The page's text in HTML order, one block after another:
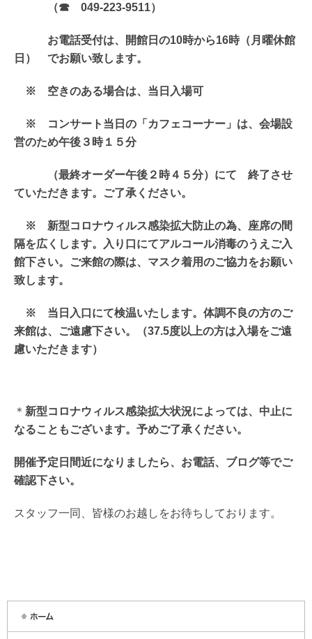
（☎ 049-223-9511）
お電話受付は、開館日の10時から16時（月曜休館
日） でお願い致します。
※ 空きのある場合は、当日入場可
※ コンサート当日の「カフェコーナー」は、会場設
営のため午後３時１５分
（最終オーダー午後２時４５分）にて 終了させ
ていただきます。ご了承ください。
※ 新型コロナウィルス感染拡大防止の為、座席の間
隔を広くします。入り口にてアルコール消毒のうえご入
館下さい。ご来館の際は、マスク着用のご協力をお願い
致します。
※ 当日入口にて検温いたします。体調不良の方のご
来館は、ご遠慮下さい。（37.5度以上の方は入場をご遠
慮いただきます）
＊ 新型コロナウィルス感染拡大状況によっては、中止に
なることもございます。予めご了承ください。
開催予定日間近になりましたら、お電話、ブログ等でご
確認下さい。
スタッフ一同、皆様のお越しをお待ちしております。